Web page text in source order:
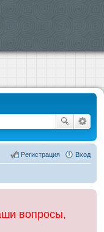
Вход
Регистрация
вопросы,